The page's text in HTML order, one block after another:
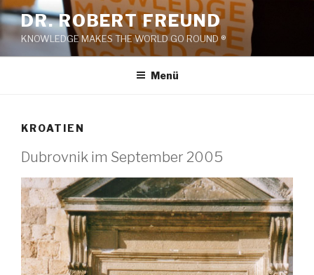
Zum
Inhalt
springen
DR. ROBERT FREUND
KNOWLEDGE MAKES THE WORLD GO ROUND ®
Menü
KROATIEN
Dubrovnik im September 2005